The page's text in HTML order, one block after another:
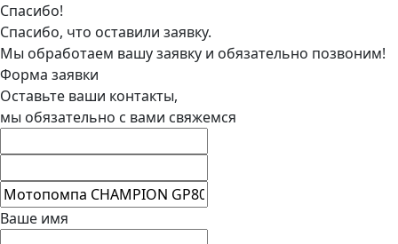
Спасибо!
Спасибо, что оставили заявку.
Мы обработаем вашу заявку и обязательно позвоним!
Форма заявки
Оставьте ваши контакты,
мы обязательно с вами свяжемся
Ваше имя